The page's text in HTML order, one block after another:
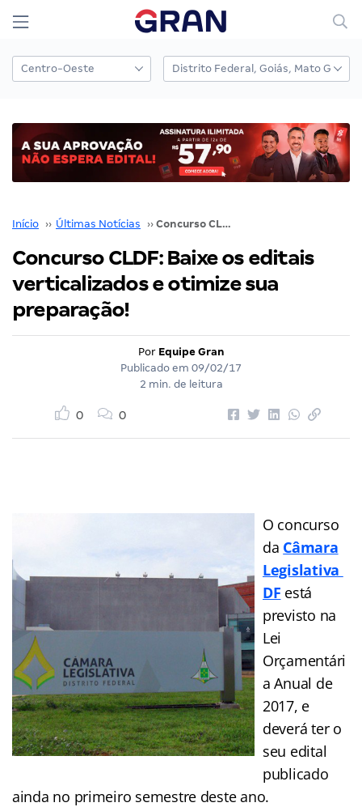
Início ›› Últimas Notícias ›› Concurso CLDF: Baixe os editais verticalizados e otimize sua preparação!
Concurso CLDF: Baixe os editais
verticalizados e otimize sua
preparação!
Por Equipe Gran
Publicado em 09/02/17
2 min. de leitura
0 0
O concurso
da Câmara
Legislativa
DF está
previsto na
Lei
Orçamentári
a Anual de
2017, e
deverá ter o
seu edital
publicado
ainda no primeiro semestre deste ano.